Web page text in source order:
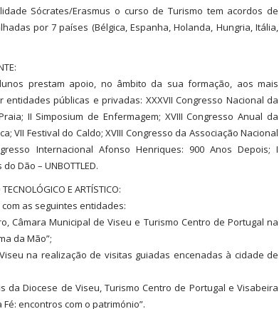
Sócrates/Erasmus o curso de Turismo tem acordos de
por 7 países (Bélgica, Espanha, Holanda, Hungria, Itália,
prestam apoio, no âmbito da sua formação, aos mais
públicas e privadas: XXXVII Congresso Nacional da
II Simposium de Enfermagem; XVIII Congresso Anual da
VII Festival do Caldo; XVIII Congresso da Associação Nacional
Internacional Afonso Henriques: 900 Anos Depois; I
Dão – UNBOTTLED.
E ARTÍSTICO:
as seguintes entidades:
Câmara Municipal de Viseu e Turismo Centro de Portugal na
da Mão”;
na realização de visitas guiadas encenadas à cidade de
da Diocese de Viseu, Turismo Centro de Portugal e Visabeira
encontros com o património”.